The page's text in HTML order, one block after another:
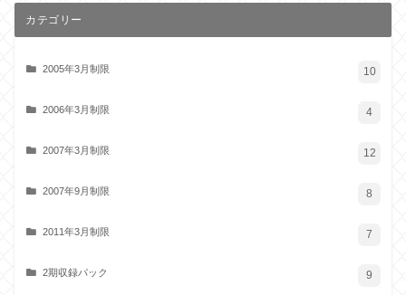
カテゴリー
2005年3月制限 10
2006年3月制限 4
2007年3月制限 12
2007年9月制限 8
2011年3月制限 7
2期収録パック 9